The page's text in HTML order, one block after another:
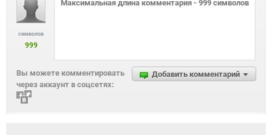
символов
999
Добавить комментарий
Вы можете комментировать
через аккаунт в соцсетях: